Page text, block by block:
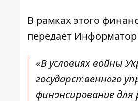
В рамках этого
передаёт Информатор
«В условиях войны
государственного
финансирование